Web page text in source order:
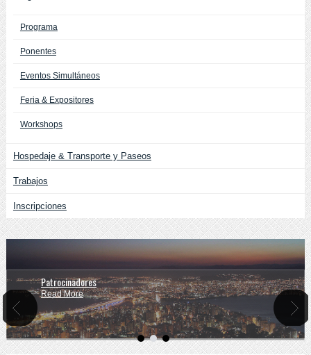
Programa
Ponentes
Eventos Simultáneos
Feria & Expositores
Workshops
Hospedaje & Transporte y Paseos
Trabajos
Inscripciones
Palestrantes
Read More
Patrocinadores
Read More